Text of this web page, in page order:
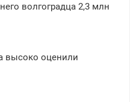
волгоградца 2,3 млн
высоко оценили